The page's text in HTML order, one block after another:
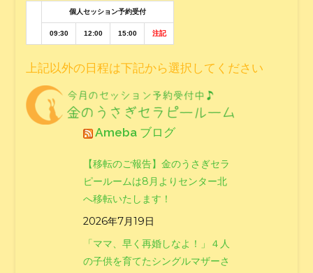
個人セッション予約受付
09:30 12:00 15:00 注記
上記以外の日程は下記から選択してください
Ameba ブログ
【移転のご報告】金のうさぎセラ
ピールームは8月よりセンター北
へ移転いたします！
2026年7月19日
「ママ、早く再婚しなよ！」４人
の子供を育てたシングルマザーさ